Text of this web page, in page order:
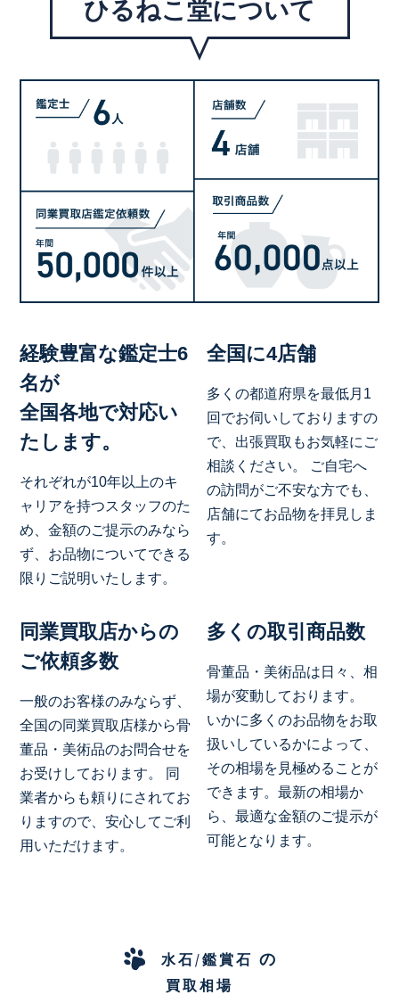
ひるねこ堂について
経験豊富な鑑定士6
名が
全国各地で対応い
たします。
それぞれが10年以上のキ
ャリアを持つスタッフのた
め、金額のご提示のみなら
ず、お品物についてできる
限りご説明いたします。
全国に4店舗
多くの都道府県を最低月1
回でお伺いしておりますの
で、出張買取もお気軽にご
相談ください。 ご自宅へ
の訪問がご不安な方でも、
店舗にてお品物を拝見しま
す。
同業買取店からの
ご依頼多数
一般のお客様のみならず、
全国の同業買取店様から骨
董品・美術品のお問合せを
お受けしております。 同
業者からも頼りにされてお
りますので、安心してご利
用いただけます。
多くの取引商品数
骨董品・美術品は日々、相
場が変動しております。
いかに多くのお品物をお取
扱いしているかによって、
その相場を見極めることが
できます。最新の相場か
ら、最適な金額のご提示が
可能となります。
水石/鑑賞石 の
買取相場